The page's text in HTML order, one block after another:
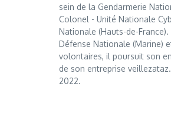
sein de la Gendarmerie
Colonel - Unité Nationale
Nationale (Hauts-de-
Défense Nationale (Marine)
volontaires, il poursuit son
de son entreprise
2022.